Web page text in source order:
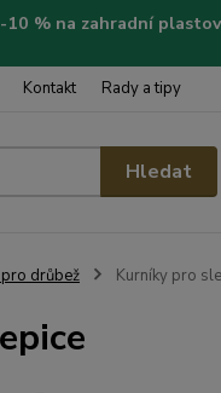
-10 % na zahradní
Kontakt Rady a tipy
Hledat
drůbež Kurníky pro